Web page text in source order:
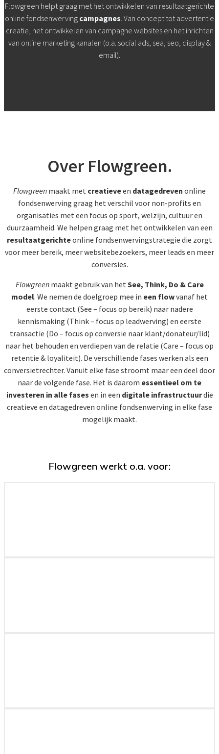
Flowgreen helpt graag met het ontwikkelen van resultaatgerichte
online fondsenwerving campagnes . Van concept tot advertentie
creatie, het ontwikkelen van campagne websites en het inrichten
van online marketing kanalen (o.a. social ads, sea, seo, display &
email).
Over Flowgreen.
Flowgreen maakt met creatieveen datagedreven online
fondsenwerving graag het verschil voor non-profits en
organisaties met een focus op sport, welzijn, cultuur en
duurzaamheid. We helpen graag met het ontwikkelen van een
resultaatgerichteonline fondsenwervingstrategie die zorgt
voor meer bereik, meer websitebezoekers, meer leads en meer
conversies.
Flowgreen maakt gebruik van het See, Think, Do & Care
model. We nemen de doelgroep mee in een flowvanaf het
eerste contact (See – focus op bereik) naar nadere
kennismaking (Think – focus op leadwerving) en eerste
transactie (Do – focus op conversie naar klant/donateur/lid)
naar het behouden en verdiepen van de relatie (Care – focus op
retentie & loyaliteit). De verschillende fases werken als een
conversietrechter. Vanuit elke fase stroomt maar een deel door
naar de volgende fase. Het is daarom essentieel om te
investeren in alle fases en in een digitale infrastructuurdie
creatieve en datagedreven online fondsenwerving in elke fase
mogelijk maakt.
Flowgreen werkt o.a. voor: